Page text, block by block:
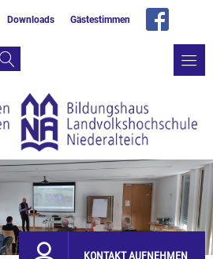
Downloads Gästestimmen
KONTAKT AUFNEHMEN